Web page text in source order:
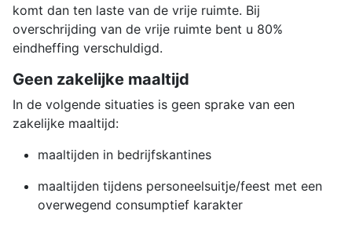
komt dan ten laste van de vrije ruimte. Bij
overschrijding van de vrije ruimte bent u 80%
eindheffing verschuldigd.
Geen zakelijke maaltijd
In de volgende situaties is geen sprake van een
zakelijke maaltijd:
maaltijden in bedrijfskantines
maaltijden tijdens personeelsuitje/feest met een
overwegend consumptief karakter